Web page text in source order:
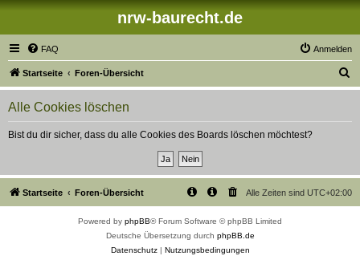
nrw-baurecht.de
FAQ Anmelden
Startseite Foren-Übersicht
u
Alle Cookies löschen
Bist du dir sicher, dass du alle Cookies des Boards löschen möchtest?
Startseite Foren-Übersicht Alle Zeiten sind UTC+02:00
Powered by phpBB® Forum Software © phpBB Limited
Deutsche Übersetzung durch phpBB.de
Datenschutz| Nutzungsbedingungen